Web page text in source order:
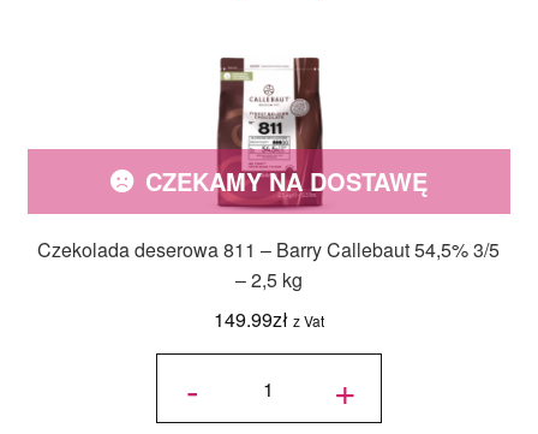
Czekolada deserowa 811 – Barry Callebaut 54,5% 3/5
– 2,5 kg
149.99zł z Vat
CZEKAMY NA DOSTAWĘ
-
ilość
811 -
Barry
Callebaut
54,5% 3/5
- 2,5 kg
+